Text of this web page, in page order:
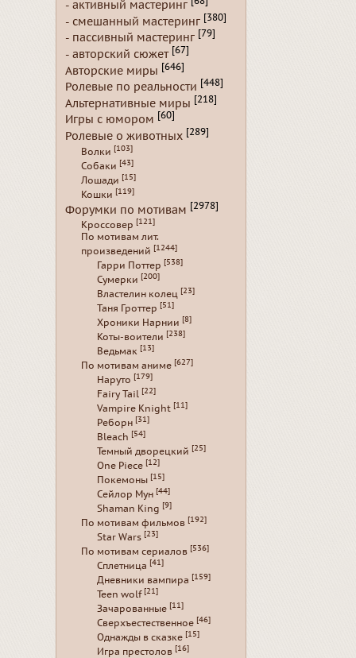
- активный мастеринг
- смешанный мастеринг [380]
- пассивный мастеринг [79]
- авторский сюжет [67]
Авторские миры [646]
Ролевые по реальности [448]
Альтернативные миры [218]
Игры с юмором [60]
Ролевые о животных [289]
Волки [103]
Собаки [43]
Лошади [15]
Кошки [119]
Форумки по мотивам [2978]
Кроссовер [121]
По мотивам лит.
произведений [1244]
Гарри Поттер [538]
Сумерки [200]
Властелин колец [23]
Таня Гроттер [51]
Хроники Нарнии [8]
Коты-воители [238]
Ведьмак [13]
По мотивам аниме [627]
Наруто [179]
Fairy Tail [22]
Vampire Knight [11]
Реборн [31]
Bleach [54]
Темный дворецкий [25]
One Piece [12]
Покемоны [15]
Сейлор Мун [44]
Shaman King [9]
По мотивам фильмов [192]
Star Wars [23]
По мотивам сериалов [536]
Сплетница [41]
Дневники вампира [159]
Teen wolf [21]
Зачарованные [11]
Сверхъестественное [46]
Однажды в сказке [15]
Игра престолов [16]